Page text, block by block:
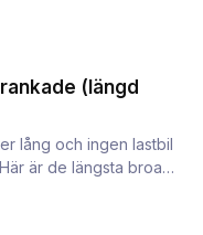
(längd
lång och ingen lastbil
är de längsta broa…